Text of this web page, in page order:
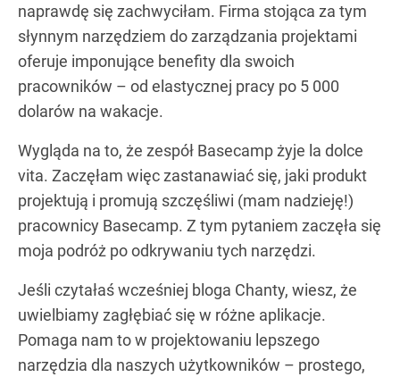
naprawdę się zachwyciłam. Firma stojąca za tym
słynnym narzędziem do zarządzania projektami
oferuje imponujące benefity dla swoich
pracowników – od elastycznej pracy po 5 000
dolarów na wakacje.
Wygląda na to, że zespół Basecamp żyje la dolce
vita. Zaczęłam więc zastanawiać się, jaki produkt
projektują i promują szczęśliwi (mam nadzieję!)
pracownicy Basecamp. Z tym pytaniem zaczęła się
moja podróż po odkrywaniu tych narzędzi.
Jeśli czytałaś wcześniej bloga Chanty, wiesz, że
uwielbiamy zagłębiać się w różne aplikacje.
Pomaga nam to w projektowaniu lepszego
narzędzia dla naszych użytkowników – prostego,